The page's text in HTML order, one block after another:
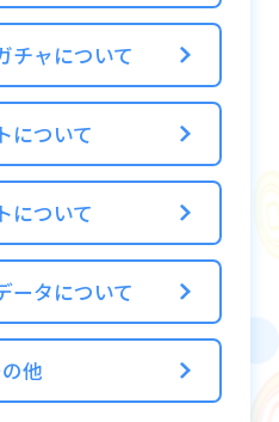
チャについて
について
について
ータについて
他